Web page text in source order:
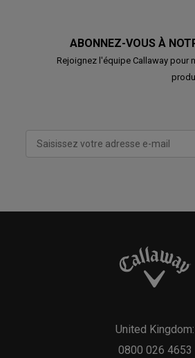
ABONNEZ-VOUS À
Rejoignez l'équipe Callaway pour
United Kingdom:
0800 026 4653